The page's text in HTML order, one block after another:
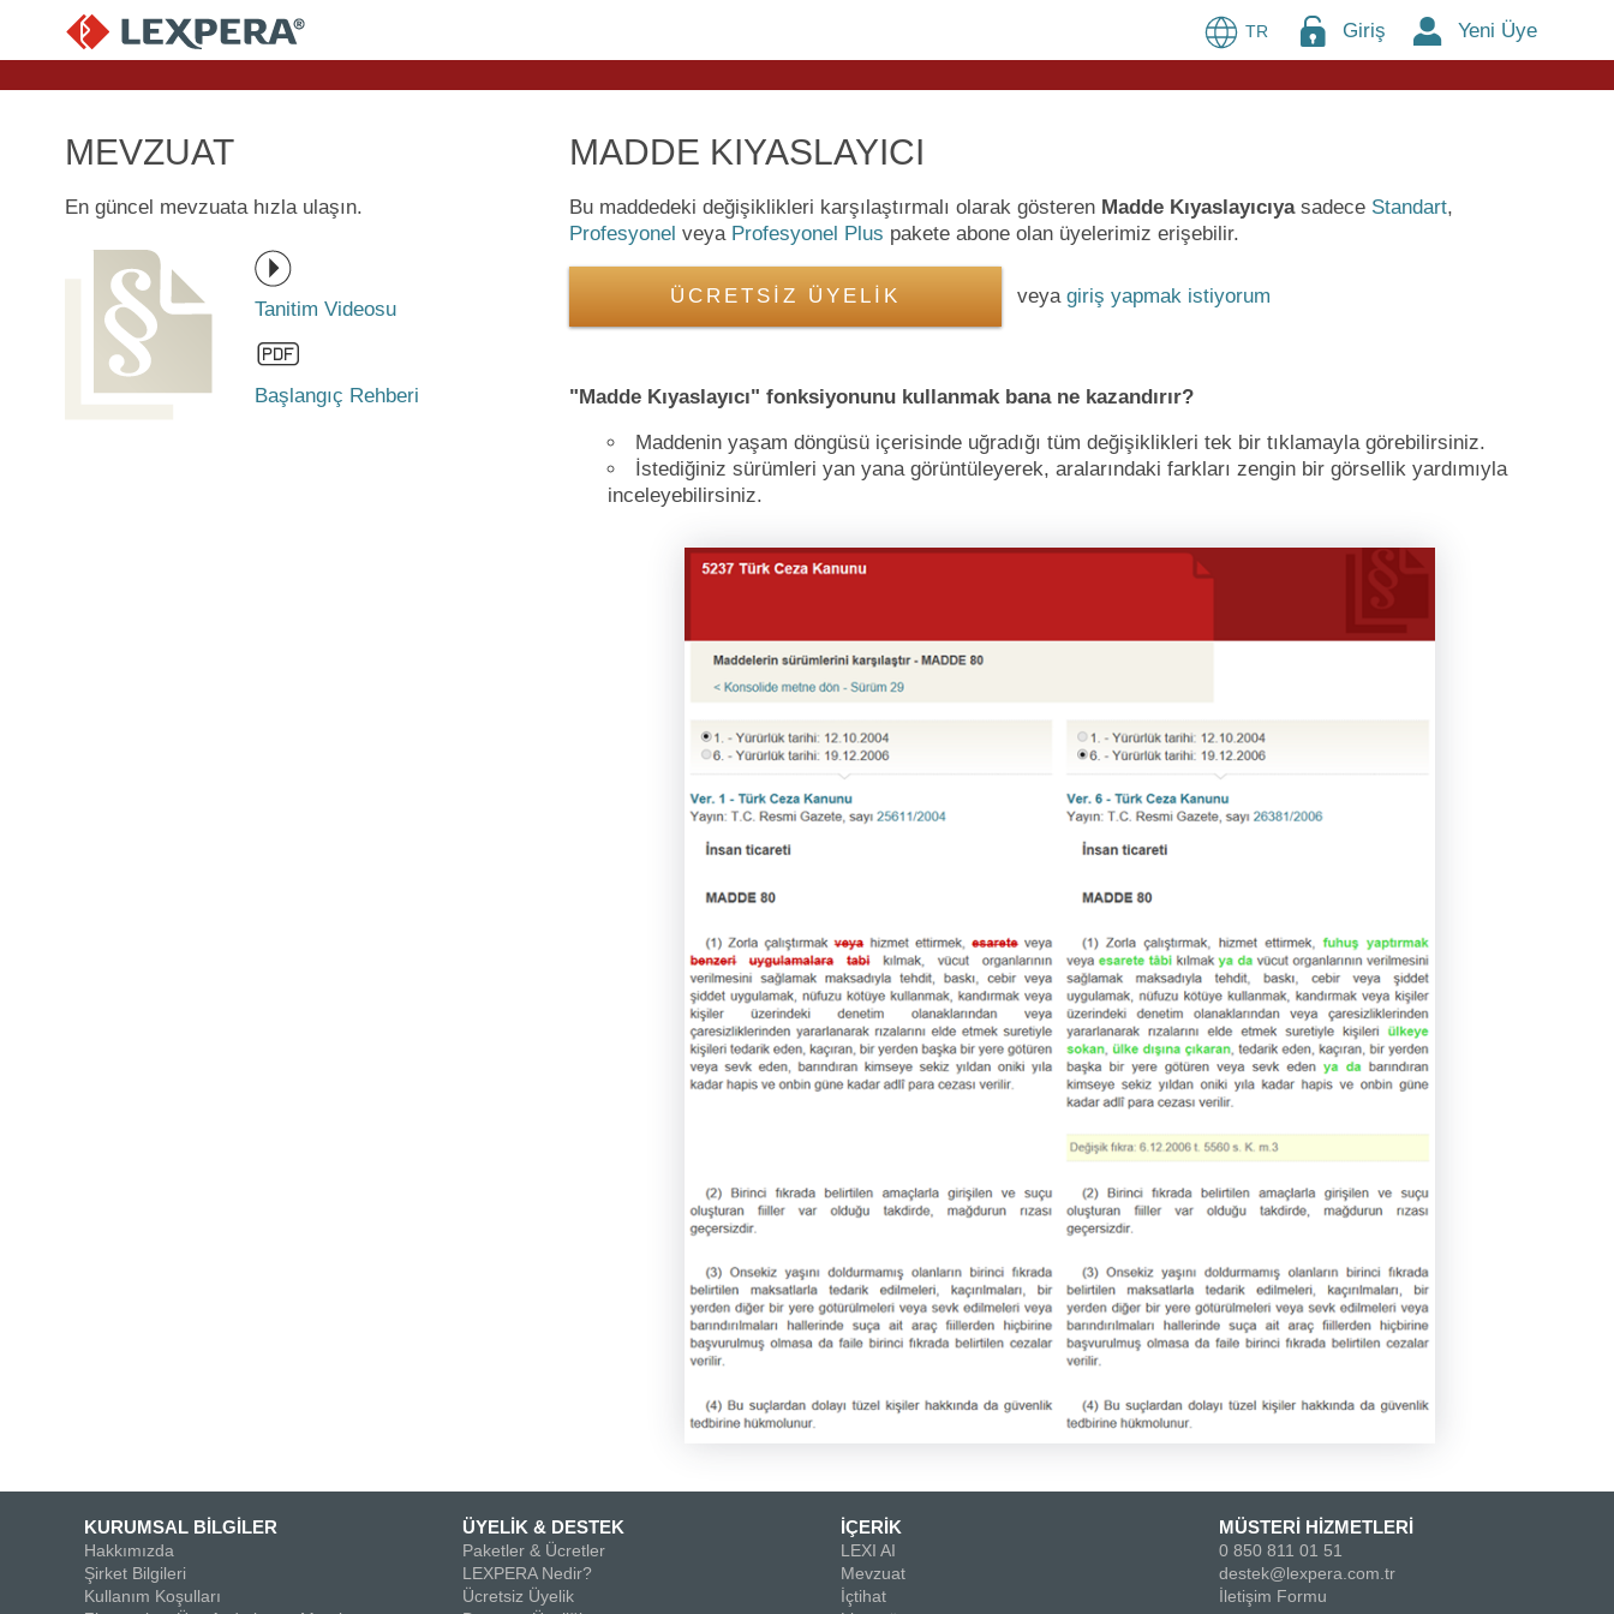
TR Giriş Yeni Üye
MEVZUAT
En güncel mevzuata hızla ulaşın.
Tanitim Videosu
Başlangıç Rehberi
MADDE KIYASLAYICI
Bu maddedeki değişiklikleri karşılaştırmalı olarak gösteren Madde Kıyaslayıcıyasadece Standart,
Profesyonel veya Profesyonel Plus pakete abone olan üyelerimiz erişebilir.
ÜCRETSİZ ÜYELİK veya giriş yapmak istiyorum
"Madde Kıyaslayıcı" fonksiyonunu kullanmak bana ne kazandırır?
Maddenin yaşam döngüsü içerisinde uğradığı tüm değişiklikleri tek bir tıklamayla görebilirsiniz.
İstediğiniz sürümleri yan yana görüntüleyerek, aralarındaki farkları zengin bir görsellik yardımıyla
inceleyebilirsiniz.
KURUMSAL BİLGİLER
Hakkımızda
Şirket Bilgileri
Kullanım Koşulları
ÜYELİK & DESTEK
Paketler & Ücretler
LEXPERA Nedir?
Ücretsiz Üyelik
İÇERİK
LEXI AI
Mevzuat
İçtihat
MÜSTERİ HİZMETLERİ
0 850 811 01 51
destek@lexpera.com.tr
İletişim Formu